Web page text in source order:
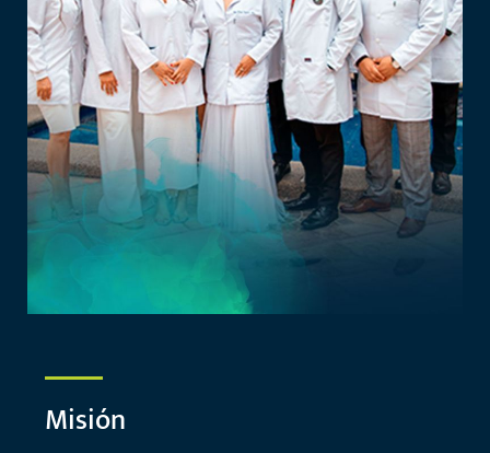
Misión